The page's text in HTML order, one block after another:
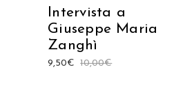
Intervista a
Giuseppe Maria
Zanghì
10,00€
9,50€